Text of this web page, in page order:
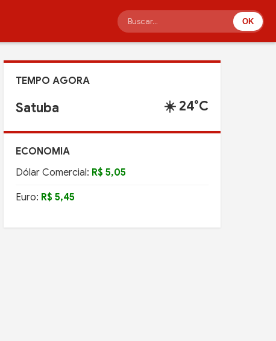
OK
TEMPO AGORA
Satuba ☀️ 24°C
ECONOMIA
Dólar Comercial: R$ 5,05
Euro: R$ 5,45